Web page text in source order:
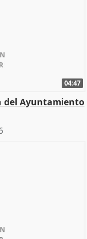
04:47
del Ayuntamiento